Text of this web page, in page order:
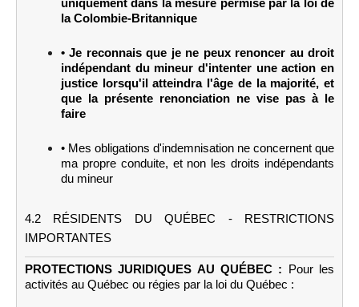
uniquement dans la mesure permise par la loi de
la Colombie-Britannique
• Je reconnais que je ne peux renoncer au droit
indépendant du mineur d'intenter une action en
justice lorsqu'il atteindra l'âge de la majorité, et
que la présente renonciation ne vise pas à le
faire
• Mes obligations d'indemnisation ne concernent que
ma propre conduite, et non les droits indépendants
du mineur
4.2 RÉSIDENTS DU QUÉBEC - RESTRICTIONS
IMPORTANTES
PROTECTIONS JURIDIQUES AU QUÉBEC :
Pour les
activités au Québec ou régies par la loi du Québec :